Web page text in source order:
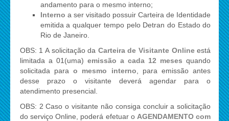
andamento para o mesmo interno;
Interno a ser visitado possuir Carteira de Identidade
emitida a qualquer tempo pelo Detran do Estado do
Rio de Janeiro.
OBS: 1 A solicitação da Carteira de Visitante Onlineestá
limitada a 01(uma) emissão a cada 12 mesesquando
solicitada parao mesmo interno , para emissão antes
desse prazo o visitante deverá agendar para o
atendimento presencial.
OBS: 2 Caso o visitante não consiga concluir a solicitação
do serviço Online, poderá efetuar o AGENDAMENTO com